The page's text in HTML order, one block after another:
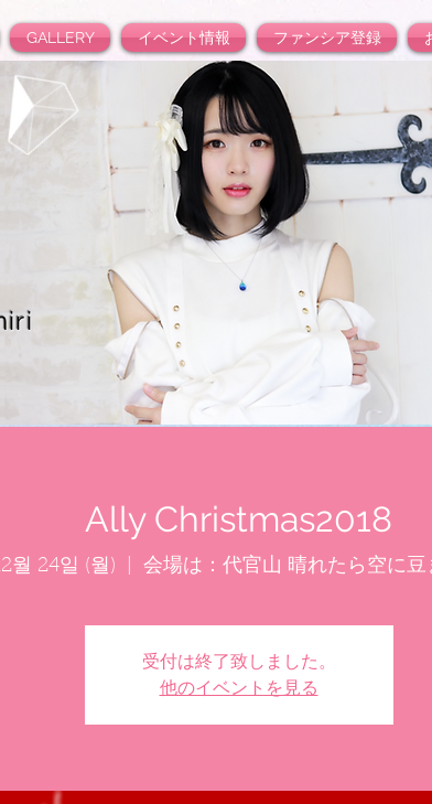
GALLERY イベント情報 ファンシア登録
Ally Christmas2018
월 24일 (월) 会場は：代官山 晴れたら空に豆
受付は終了致しました。
他のイベントを見る